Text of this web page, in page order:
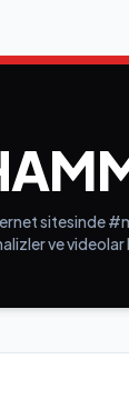
sitesinde
ve